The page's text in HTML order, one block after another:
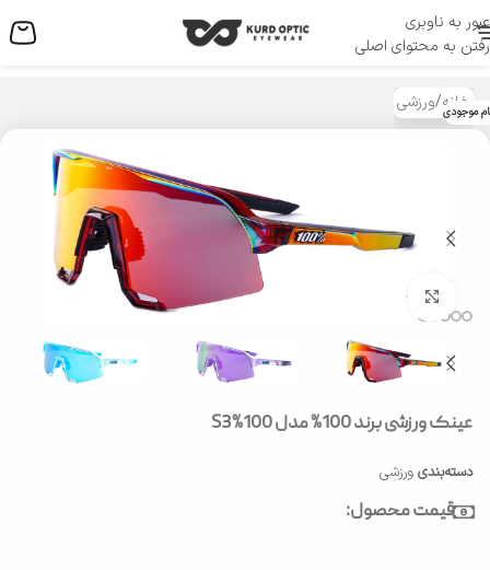
عبور به ناوبری
رفتن به محتوای اصلی
منو
خانه/ورزشی موجودی
بزرگنمایی تصویر
عینک ورزشی برند 100% مدل 100%S3
دسته‌بندی ورزشی
قیمت محصول: